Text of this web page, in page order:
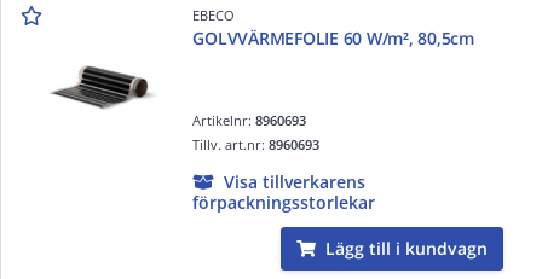
EBECO
GOLVVÄRMEFOLIE 60 W/m², 80,5cm
Artikelnr:8960693
Tillv. art.nr:8960693
Visa tillverkarens
förpackningsstorlekar
Lägg till i kundvagn